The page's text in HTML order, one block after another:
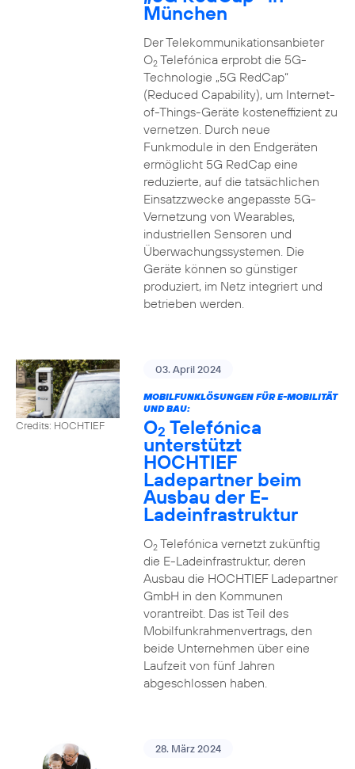
München
Der Telekommunikationsanbieter
O2Telefónica erprobt die 5G-
Technologie „5G RedCap“
(Reduced Capability), um Internet-
of-Things-Geräte kosteneffizient zu
vernetzen. Durch neue
Funkmodule in den Endgeräten
ermöglicht 5G RedCap eine
reduzierte, auf die tatsächlichen
Einsatzzwecke angepasste 5G-
Vernetzung von Wearables,
industriellen Sensoren und
Überwachungssystemen. Die
Geräte können so günstiger
produziert, im Netz integriert und
betrieben werden.
Credits: HOCHTIEF
03. April 2024
MOBILFUNKLÖSUNGEN FÜR E-MOBILITÄT
UND BAU:
O2 Telefónica
unterstützt
HOCHTIEF
Ladepartner beim
Ausbau der E-
Ladeinfrastruktur
O2Telefónica vernetzt zukünftig
die E-Ladeinfrastruktur, deren
Ausbau die HOCHTIEF Ladepartner
GmbH in den Kommunen
vorantreibt. Das ist Teil des
Mobilfunkrahmenvertrags, den
beide Unternehmen über eine
Laufzeit von fünf Jahren
abgeschlossen haben.
28. März 2024